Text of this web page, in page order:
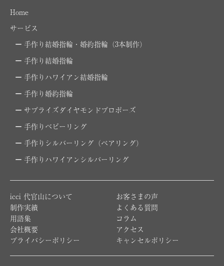
Home
サービス
手作り結婚指輪・婚約指輪（3本制作）
手作り結婚指輪
手作りハワイアン結婚指輪
手作り婚約指輪
サプライズダイヤモンドプロポーズ
手作りベビーリング
手作りシルバーリング（ペアリング）
手作りハワイアンシルバーリング
icci 代官山について
お客さまの声
制作実績
よくある質問
用語集
コラム
会社概要
アクセス
プライバシーポリシー
キャンセルポリシー